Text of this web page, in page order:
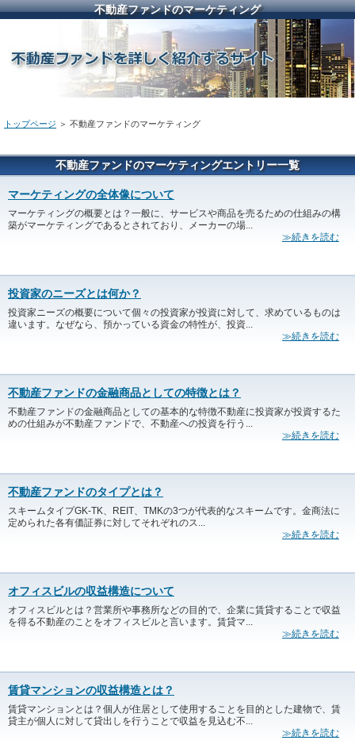
不動産ファンドのマーケティング
トップページ ＞ 不動産ファンドのマーケティング
不動産ファンドのマーケティングエントリー一覧
マーケティングの全体像について
マーケティングの概要とは？一般に、サービスや商品を売るための仕組みの構
築がマーケティングであるとされており、メーカーの場...
≫続きを読む
投資家のニーズとは何か？
投資家ニーズの概要について個々の投資家が投資に対して、求めているものは
違います。なぜなら、預かっている資金の特性が、投資...
≫続きを読む
不動産ファンドの金融商品としての特徴とは？
不動産ファンドの金融商品としての基本的な特徴不動産に投資家が投資するた
めの仕組みが不動産ファンドで、不動産への投資を行う...
≫続きを読む
不動産ファンドのタイプとは？
スキームタイプGK-TK、REIT、TMKの3つが代表的なスキームです。金商法に
定められた各有価証券に対してそれぞれのス...
≫続きを読む
オフィスビルの収益構造について
オフィスビルとは？営業所や事務所などの目的で、企業に賃貸することで収益
を得る不動産のことをオフィスビルと言います。賃貸マ...
≫続きを読む
賃貸マンションの収益構造とは？
賃貸マンションとは？個人が住居として使用することを目的とした建物で、賃
貸主が個人に対して貸出しを行うことで収益を見込む不...
≫続きを読む